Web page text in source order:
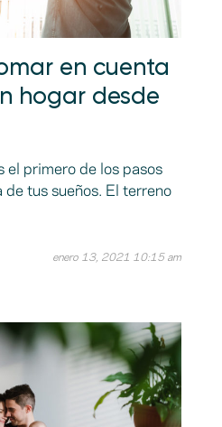
en cuenta
hogar desde
el primero de los pasos
de tus sueños. El terreno
enero 13, 2021 10:15 am